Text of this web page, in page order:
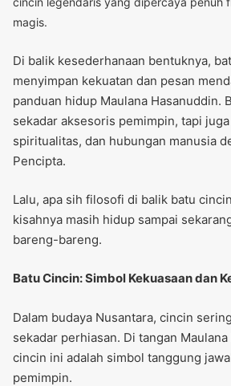
magis.
Di balik kesederhanaan bentuknya,
menyimpan kekuatan dan pesan
panduan hidup Maulana Hasanuddin.
sekadar aksesoris pemimpin, tapi
spiritualitas, dan hubungan manusia
Pencipta.
Lalu, apa sih filosofi di balik batu
kisahnya masih hidup sampai
bareng-bareng.
Batu Cincin: Simbol Kekuasaan dan
Dalam budaya Nusantara, cincin
sekadar perhiasan. Di tangan
cincin ini adalah simbol tanggung
pemimpin.